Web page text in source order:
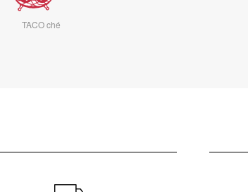
TACO ché